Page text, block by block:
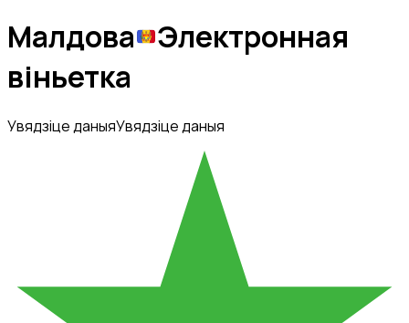
Малдова
Электронная
віньетка
Увядзіце даныяУвядзіце даныя